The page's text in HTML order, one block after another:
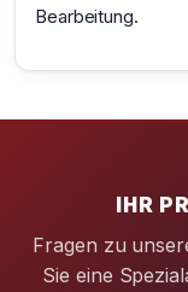
Bearbeitung.
IHR
Fragen zu
Sie eine